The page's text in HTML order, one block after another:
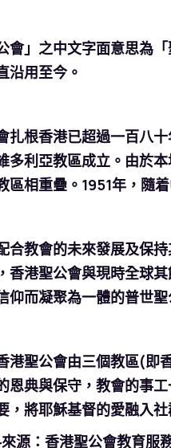
會」之中文字面意思為
沿用至今。
扎根香港已超過一百八
多利亞教區成立。由於
區相重疊。1951年，隨
合教會的未來發展及保
香港聖公會與現時全球
仰而凝聚為一體的普世
港聖公會由三個教區(即
恩典與保守，教會的事
，將耶穌基督的愛融入
源：香港聖公會教育服